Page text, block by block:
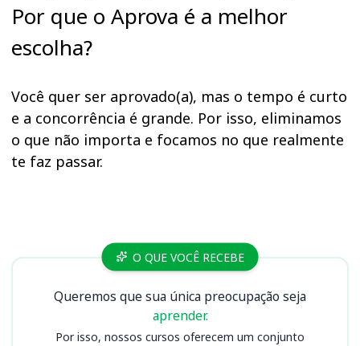
Por que o Aprova é a melhor
escolha?
Você quer ser aprovado(a), mas o tempo é curto
e a concorrência é grande. Por isso, eliminamos
o que não importa e focamos no que realmente
te faz passar.
Cursos CRO CEO QUE VOCÊ RECEBE
Queremos que sua única preocupação seja
aprender.
Por isso, nossos cursos oferecem um conjunto